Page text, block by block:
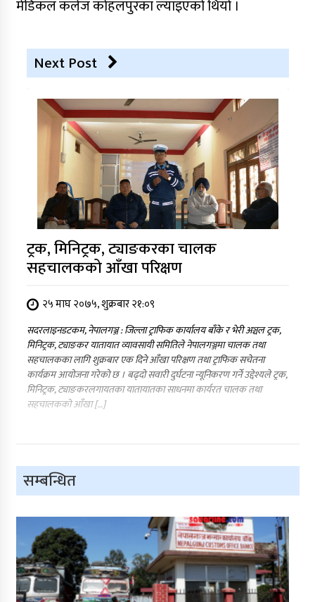
मेडिकल कलेज कोहलपुरका ल्याइएको थियो ।
Next Post
ट्रक, मिनिट्रक, ट्याङकरका चालक
सहचालकको आँखा परिक्षण
२५ माघ २०७५, शुक्रबार २१:०९
सदरलाइनडटकम, नेपालगञ्ज : जिल्ला ट्राफिक कार्यालय बाँके र भेरी अञ्चल ट्रक,
मिनिट्रक, ट्याङकर यातायात व्यावसायी समितिले नेपालगञ्जमा चालक तथा
सहचालकका लागि शुक्रबार एक दिने आँखा परिक्षण तथा ट्राफिक सचेतना
कार्यक्रम आयोजना गरेको छ । बढ्दो सवारी दुर्घटना न्यूनिकरण गर्ने उद्देश्यले ट्रक,
मिनिट्रक, ट्याङकरलगायतका यातायातका साधनमा कार्यरत चालक तथा
सहचालकको आँखा […]
सम्बन्धित